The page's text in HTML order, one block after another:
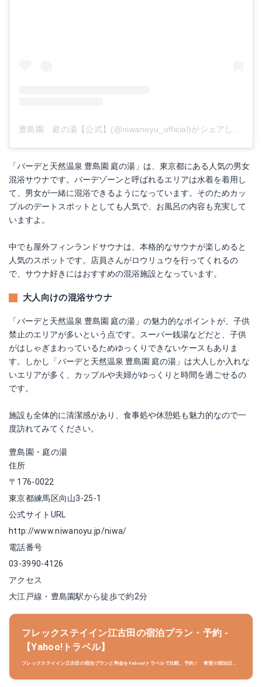
豊島園 庭の湯【公式】(@niwanoyu_official)がシェアした投稿
「バーデと天然温泉 豊島園 庭の湯」は、東京都にある人気の男女
混浴サウナです。バーデゾーンと呼ばれるエリアは水着を着用し
て、男女が一緒に混浴できるようになっています。そのためカッ
プルのデートスポットとしても人気で、お風呂の内容も充実して
いますよ。
中でも屋外フィンランドサウナは、本格的なサウナが楽しめると
人気のスポットです。店員さんがロウリュウを行ってくれるの
で、サウナ好きにはおすすめの混浴施設となっています。
大人向けの混浴サウナ
「バーデと天然温泉 豊島園 庭の湯」の魅力的なポイントが、子供
禁止のエリアが多いという点です。スーパー銭湯などだと、子供
がはしゃぎまわっているためゆっくりできないケースもありま
す。しかし「バーデと天然温泉 豊島園 庭の湯」は大人しか入れな
いエリアが多く、カップルや夫婦がゆっくりと時間を過ごせるの
です。
施設も全体的に清潔感があり、食事処や休憩処も魅力的なので一
度訪れてみてください。
豊島園・庭の湯
住所
〒176-0022
東京都練馬区向山3-25-1
公式サイトURL
http://www.niwanoyu.jp/niwa/
電話番号
03-3990-4126
アクセス
大江戸線・豊島園駅から徒歩で約2分
フレックステイイン江古田の宿泊プラン・予約 -
【Yahoo!トラベル】
フレックステイイン江古田の宿泊プランと料金をYahoo!トラベルで比較、予約！ 希望の宿泊日、